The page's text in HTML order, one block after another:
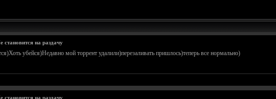
на раздачу
убейся)Недавно мой торрент удалили)перезаливать пришлось)теперь все нормально)
на раздачу